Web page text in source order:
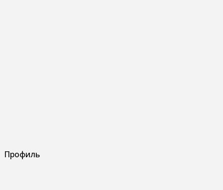
Профиль